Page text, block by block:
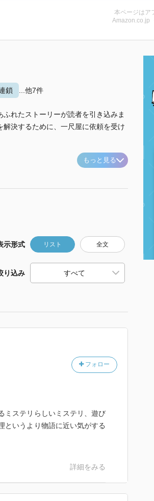
本ページはア
Amazon.co.jp
鎖 ...他7件
れたストーリーが読者を引き込みま
決するために、一尺屋に依頼を受け
もっと見る
示形式 リスト 全文
り込み
フォロー
ミステリらしいミステリ、遊び
というより物語に近い気がする
詳細をみる